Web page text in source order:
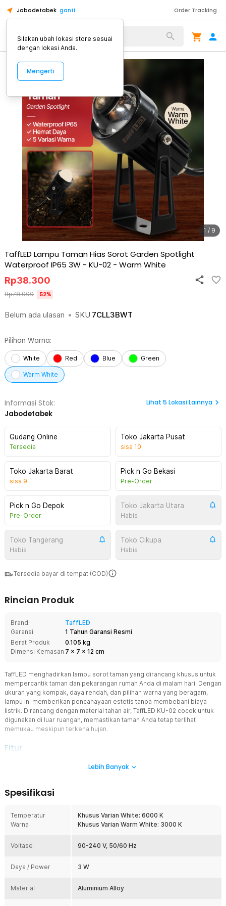
Jabodetabek ganti Order Tracking
Alat Kopi
1 / 9
TaffLED Lampu Taman Hias Sorot Garden Spotlight
Waterproof IP65 3W - KU-02 - Warm White
Belum ada ulasan • SKU 7CLL3BWT
Rp38.300
Rp78.900 52%
Pilihan Warna:
White Red Blue Green
Warm White
Informasi Stok:
Jabodetabek
Lihat 5 Lokasi Lainnya
Gudang Online
Tersedia
Toko Jakarta Pusat
sisa 10
Toko Jakarta Barat
sisa 9
Pick n Go Bekasi
Pre-Order
Pick n Go Depok
Pre-Order
Toko Jakarta Utara
Habis
Toko Tangerang
Habis
Toko Cikupa
Habis
Tersedia bayar di tempat (COD)
Rincian Produk
Brand
TaffLED
Garansi
1 Tahun Garansi Resmi
Berat Produk
0.105 kg
Dimensi Kemasan 7 x 7 x 12 cm
TaffLED menghadirkan lampu sorot taman yang dirancang khusus untuk
mempercantik taman dan pekarangan rumah Anda di malam hari. Dengan
ukuran yang kompak, daya rendah, dan pilihan warna yang beragam,
lampu ini memberikan pencahayaan estetis tanpa membebani biaya
listrik. Dirancang dengan material tahan air, TaffLED KU-02 cocok untuk
digunakan di luar ruangan, memastikan taman Anda tetap terlihat
memukau meskipun terkena hujan.
Fitur
Pencahayaan Estetis untuk Taman di Malam Hari
TaffLED KU-02 mampu menciptakan atmosfer yang menawan di
sudut strategis untuk mendapatkan pencahayaan yang merata dan
menciptakan efek dramatis pada elemen-elemen taman, seperti
Teknologi Waterproof IP65 untuk Ketahanan Luar Ruangan
IP65, yang membuatnya tahan terhadap air hujan dan kondisi cuaca
ekstrem lainnya. Dengan material yang kokoh dan tahan lama, Anda
kerusakan akibat hujan atau kelembapan. Ini menjadikannya pilihan
Lebih Banyak
Spesifikasi
Temperatur
Warna
Khusus Varian White: 6000 K
Khusus Varian Warm White: 3000 K
Voltase 90-240 V, 50/60 Hz
Daya / Power 3 W
Material Aluminium Alloy
Silakan ubah lokasi store sesuai
dengan lokasi Anda.
Mengerti